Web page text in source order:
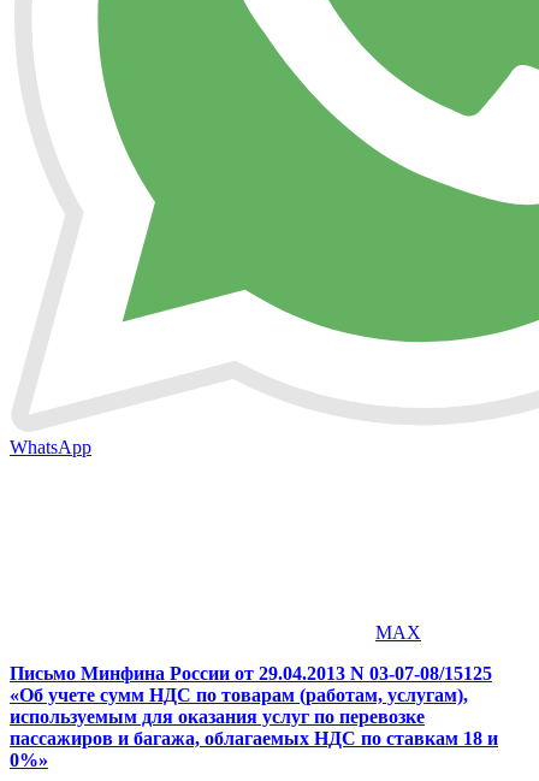
WhatsApp
MAX
Письмо Минфина России от 29.04.2013 N 03-07-08/15125
«Об учете сумм НДС по товарам (работам, услугам),
используемым для оказания услуг по перевозке
пассажиров и багажа, облагаемых НДС по ставкам 18 и
0%»